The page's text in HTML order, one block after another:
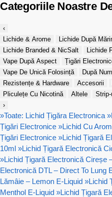
Categoriile Noastre
‹
Lichide & Arome
Lichide După
Lichide Branded & NicSalt
Lichide
Vape După Aspect
Țigări
Vape De Unică Folosință
După
Rezistențe & Hardware
Accesorii
Pliculețe Cu Nicotină
Altele
›
»Toate: Lichid Țigăra Electronica »
Țigări Electronice »Lichid Cu
Țigări Electronice »Lichid Țigară
10ml »Lichid Țigară Electronică
»Lichid Țigară Electronică Cireșe
Electronică DTL – Direct To Lung
Lămâie – Lemon E-Liquid »Lichid
Menthol E-Liquid »Lichid Țigară